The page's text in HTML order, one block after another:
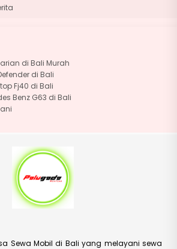
di Bali Murah
di Bali
Fj40 di Bali
Benz G63 di Bali
Sewa Mobil di Bali yang melayani sewa